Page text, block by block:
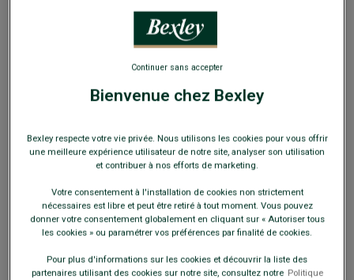
Double fil - Coupe standard
49,00 €
Payez en plusieurs fois dès 199€ d'achat
Bienvenue chez Bexley
Bexley respecte votre vie privée. Nous utilisons les cookies pour vous offrir
une meilleure expérience utilisateur de notre site, analyser son utilisation
et contribuer à nos efforts de marketing.
Votre consentement à l'installation de cookies non strictement
nécessaires est libre et peut être retiré à tout moment. Vous pouvez
donner votre consentement globalement en cliquant sur « Autoriser tous
les cookies » ou paramétrer vos préférences par finalité de cookies.
Pour plus d'informations sur les cookies et découvrir la liste des
partenaires utilisant des cookies sur notre site, consultez notre Politique
Continuer sans accepter